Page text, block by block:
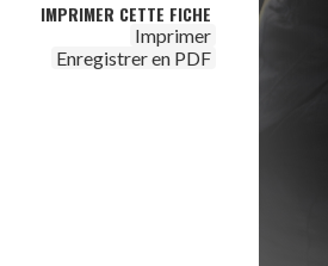
IMPRIMER CETTE FICHE
Imprimer
Enregistrer en PDF